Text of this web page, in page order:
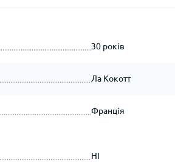
30 років
Ла Кокотт
Франція
НІ